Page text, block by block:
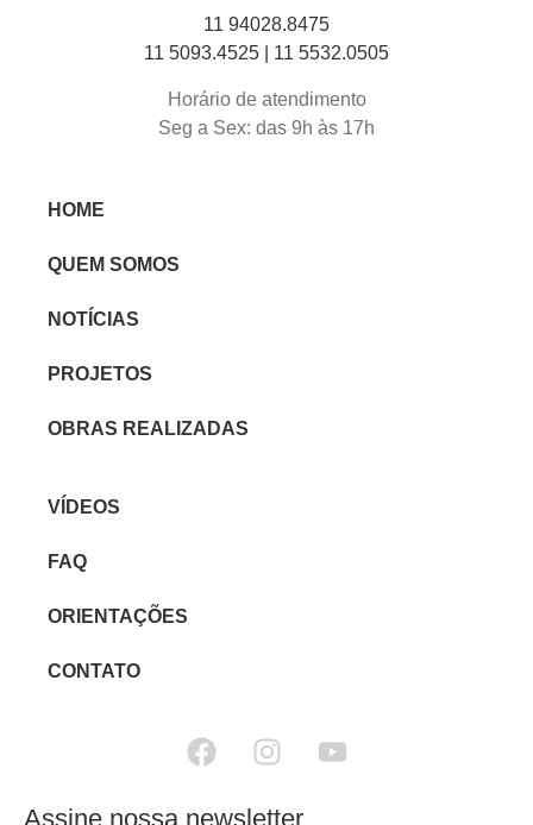
11 94028.8475
11 5093.4525 | 11 5532.0505
Horário de atendimento
Seg a Sex: das 9h às 17h
HOME
QUEM SOMOS
NOTÍCIAS
PROJETOS
OBRAS REALIZADAS
VÍDEOS
FAQ
ORIENTAÇÕES
CONTATO
Assine nossa newsletter